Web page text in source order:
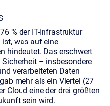
% der IT-Infrastruktur
was auf eine
hindeutet. Das erschwert
– insbesondere
verarbeiteten Daten
mehr als ein Viertel (27
Cloud eine der drei größten
sein wird.